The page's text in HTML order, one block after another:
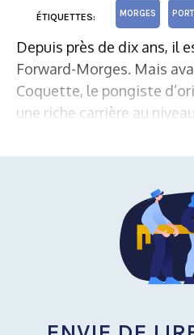
ÉTIQUETTES: MORGES
Depuis près de dix ans, il
Forward-Morges. Mais
Coquette, le pongiste
une riche carrière au